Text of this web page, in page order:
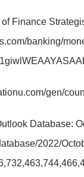
of Finance
banking/
Database:
2022/